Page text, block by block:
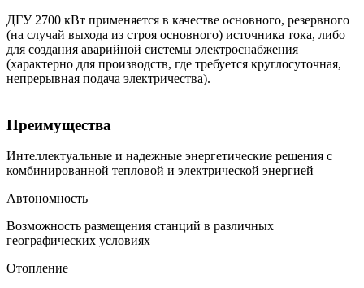
ДГУ 2700 кВт применяется в качестве основного, резервного
(на случай выхода из строя основного) источника тока, либо
для создания аварийной системы электроснабжения
(характерно для производств, где требуется круглосуточная,
непрерывная подача электричества).
Преимущества
Интеллектуальные и надежные энергетические решения с
комбинированной тепловой и электрической энергией
Автономность
Возможность размещения станций в различных
географических условиях
Отопление